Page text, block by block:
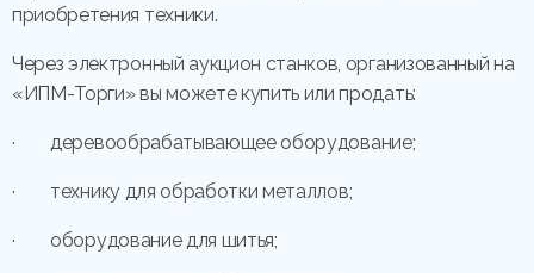
приобретения техники.
Через электронный аукцион станков, организованный на
«ИПМ-Торги» вы можете купить или продать:
· деревообрабатывающее оборудование;
· технику для обработки металлов;
· оборудование для шитья;